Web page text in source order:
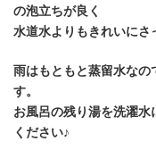
の泡立ちが良く
水道水よりもきれいにさ
雨はもともと蒸留水な
す。
お風呂の残り湯を洗濯
ください♪